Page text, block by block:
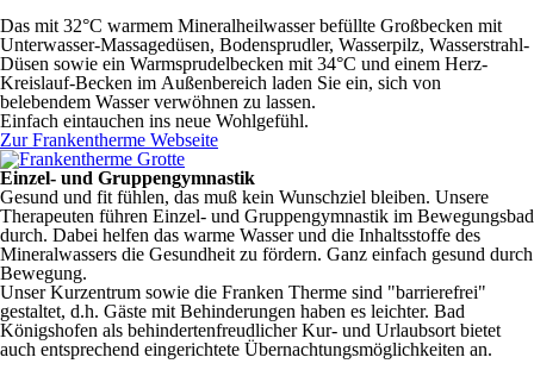
Das mit 32°C warmem Mineralheilwasser befüllte Großbecken mit
Unterwasser-Massagedüsen, Bodensprudler, Wasserpilz, Wasserstrahl-
Düsen sowie ein Warmsprudelbecken mit 34°C und einem Herz-
Kreislauf-Becken im Außenbereich laden Sie ein, sich von
belebendem Wasser verwöhnen zu lassen.
Einfach eintauchen ins neue Wohlgefühl.
Zur Frankentherme Webseite
Einzel- und Gruppengymnastik
Gesund und fit fühlen, das muß kein Wunschziel bleiben. Unsere
Therapeuten führen Einzel- und Gruppengymnastik im Bewegungsbad
durch. Dabei helfen das warme Wasser und die Inhaltsstoffe des
Mineralwassers die Gesundheit zu fördern. Ganz einfach gesund durch
Bewegung.
Unser Kurzentrum sowie die Franken Therme sind "barrierefrei"
gestaltet, d.h. Gäste mit Behinderungen haben es leichter. Bad
Königshofen als behindertenfreudlicher Kur- und Urlaubsort bietet
auch entsprechend eingerichtete Übernachtungsmöglichkeiten an.